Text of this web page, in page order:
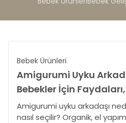
Bebek Ürünleri
Amigurumi Uyku
Bebekler İçin
Güvenli Seçim Rehberi
Amigurumi uyku arkadaşı
nasıl seçilir? Organik, el